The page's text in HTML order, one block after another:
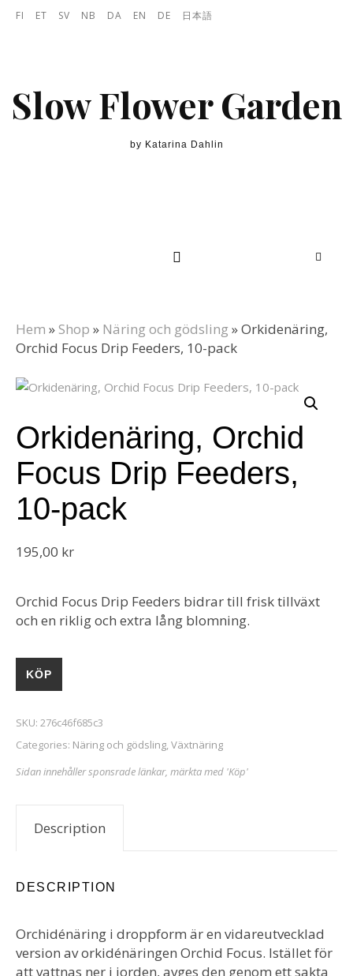
Skip to content
FI ET SV NB DA EN DE 日本語
Slow Flower Garden
by Katarina Dahlin
Hem » Shop » Näring och gödsling »Orkidenäring,
Orchid Focus Drip Feeders, 10-pack
Orkidenäring, Orchid
Focus Drip Feeders,
10-pack
195,00 kr
Orchid Focus Drip Feeders bidrar till frisk tillväxt
och en riklig och extra lång blomning.
KÖP
SKU: 276c46f685c3
Categories: Näring och gödsling,Växtnäring
Sidan innehåller sponsrade länkar, märkta med 'Köp'
Description
DESCRIPTION
Orchidénäring i droppform är en vidareutvecklad
version av orkidénäringen Orchid Focus. Istället för
att vattnas ner i jorden, avges den genom ett sakta